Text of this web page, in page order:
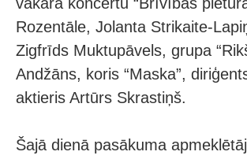
Rozentāle, Jolanta Strikaite-
Zigfrīds Muktupāvels, grupa
Andžāns, koris “Maska”,
aktieris Artūrs Skrastiņš.
Šajā dienā pasākuma